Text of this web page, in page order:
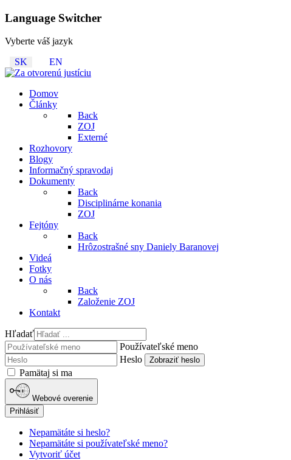
Language Switcher
Vyberte váš jazyk
SK
EN
Domov
Články
Back
ZOJ
Externé
Rozhovory
Blogy
Informačný spravodaj
Dokumenty
Back
Disciplinárne konania
ZOJ
Fejtóny
Back
Hrôzostrašné sny Daniely Baranovej
Videá
Fotky
O nás
Back
Založenie ZOJ
Kontakt
Hľadať
Používateľské meno
Heslo
Zobraziť heslo
Pamätaj si ma
Webové overenie
Prihlásiť
Nepamätáte si heslo?
Nepamätáte si používateľské meno?
Vytvoriť účet